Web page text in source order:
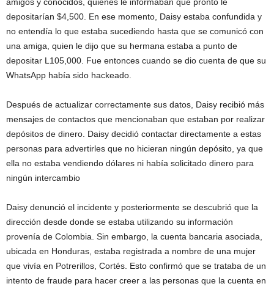
depositarían $4,500. En ese momento, Daisy estaba confundida y
no entendía lo que estaba sucediendo hasta que se comunicó con
una amiga, quien le dijo que su hermana estaba a punto de
depositar L105,000. Fue entonces cuando se dio cuenta de que su
WhatsApp había sido hackeado.
Después de actualizar correctamente sus datos, Daisy recibió más
mensajes de contactos que mencionaban que estaban por realizar
depósitos de dinero. Daisy decidió contactar directamente a estas
personas para advertirles que no hicieran ningún depósito, ya que
ella no estaba vendiendo dólares ni había solicitado dinero para
ningún intercambio
Daisy denunció el incidente y posteriormente se descubrió que la
dirección desde donde se estaba utilizando su información
provenía de Colombia. Sin embargo, la cuenta bancaria asociada,
ubicada en Honduras, estaba registrada a nombre de una mujer
que vivía en Potrerillos, Cortés. Esto confirmó que se trataba de un
intento de fraude para hacer creer a las personas que la cuenta en